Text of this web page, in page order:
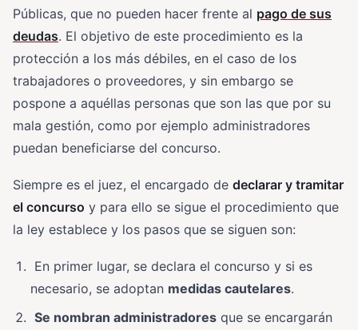
Públicas, que no pueden hacer frente al pago de sus
deudas. El objetivo de este procedimiento es la
protección a los más débiles, en el caso de los
trabajadores o proveedores, y sin embargo se
pospone a aquéllas personas que son las que por su
mala gestión, como por ejemplo administradores
puedan beneficiarse del concurso.
Siempre es el juez, el encargado de declarar y tramitar
el concurso y para ello se sigue el procedimiento que
la ley establece y los pasos que se siguen son:
En primer lugar, se declara el concurso y si es
necesario, se adoptan medidas cautelares.
Se nombran administradores que se encargarán